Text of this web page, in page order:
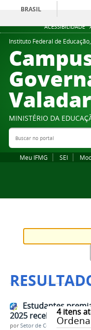
ACESSIBILIDADE
BRASIL
Instituto Federal de
MINISTÉRIO DA
Buscar no portal
Meu IFMG SEI
4itens
Estudantes
2025 recebem
porSetor de Comunicação